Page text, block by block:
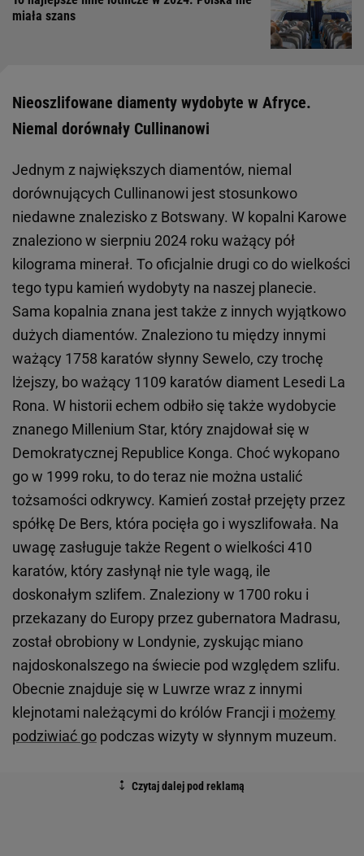
miała szans
Nieoszlifowane diamenty wydobyte w Afryce.
Niemal dorównały Cullinanowi
Jednym z największych diamentów, niemal
dorównujących Cullinanowi jest stosunkowo
niedawne znalezisko z Botswany. W kopalni Karowe
znaleziono w sierpniu 2024 roku ważący pół
kilograma minerał. To oficjalnie drugi co do wielkości
tego typu kamień wydobyty na naszej planecie.
Sama kopalnia znana jest także z innych wyjątkowo
dużych diamentów. Znaleziono tu między innymi
ważący 1758 karatów słynny Sewelo, czy trochę
lżejszy, bo ważący 1109 karatów diament Lesedi La
Rona. W historii echem odbiło się także wydobycie
znanego Millenium Star, który znajdował się w
Demokratycznej Republice Konga. Choć wykopano
go w 1999 roku, to do teraz nie można ustalić
tożsamości odkrywcy. Kamień został przejęty przez
spółkę De Bers, która pocięła go i wyszlifowała. Na
uwagę zasługuje także Regent o wielkości 410
karatów, który zasłynął nie tyle wagą, ile
doskonałym szlifem. Znaleziony w 1700 roku i
przekazany do Europy przez gubernatora Madrasu,
został obrobiony w Londynie, zyskując miano
najdoskonalszego na świecie pod względem szlifu.
Obecnie znajduje się w Luwrze wraz z innymi
klejnotami należącymi do królów Francji i możemy
podziwiać go podczas wizyty w słynnym muzeum.